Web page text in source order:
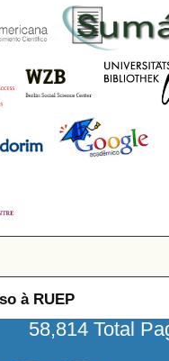
à RUEP
58,814 Total